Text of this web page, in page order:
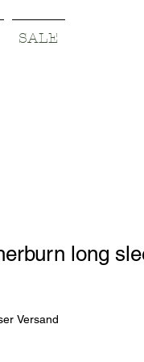
SALE
long
Versand